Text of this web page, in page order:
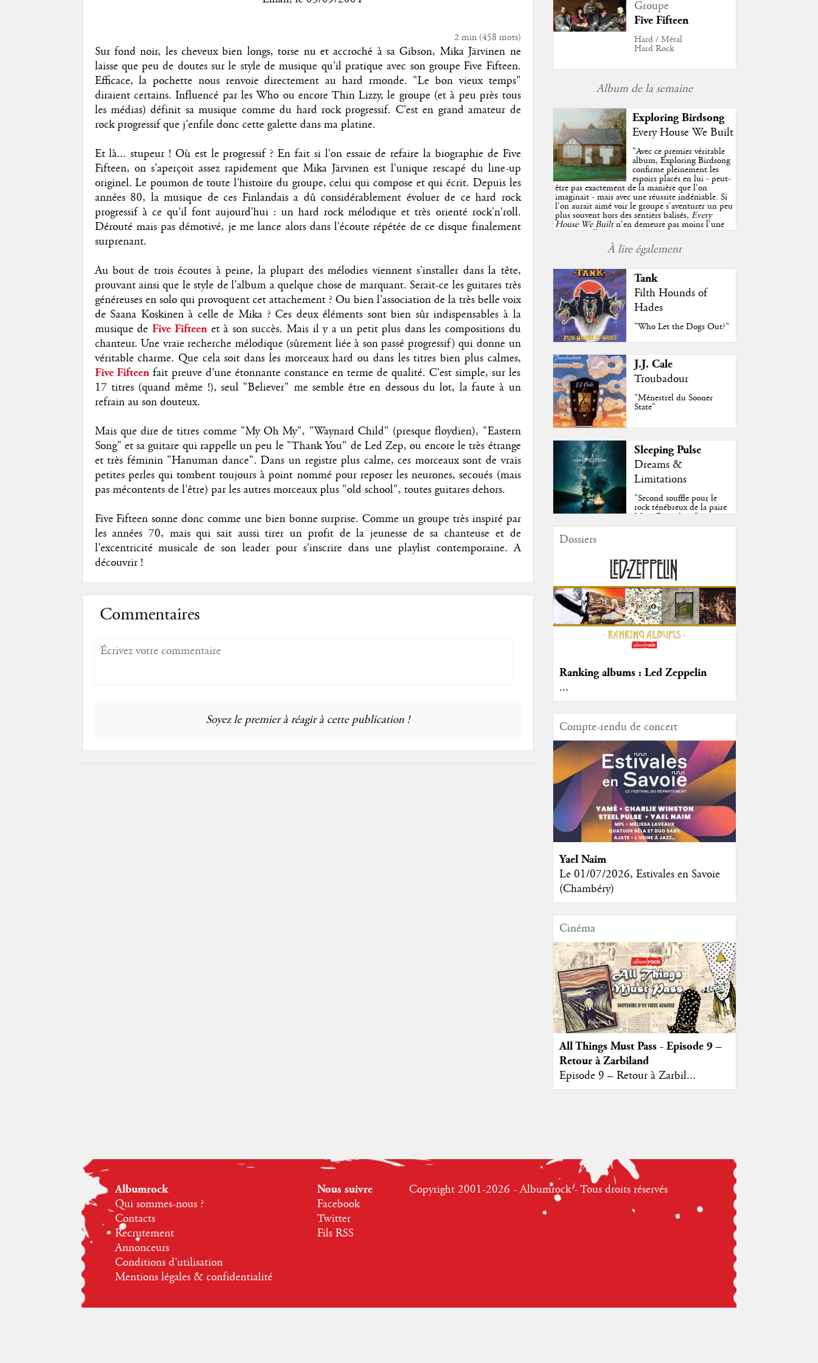
2 min(458 mots)
Sur fond noir, les cheveux bien longs, torse nu et accroché à sa Gibson, Mika Järvinen ne
laisse que peu de doutes sur le style de musique qu'il pratique avec son groupe Five Fifteen.
Efficace, la pochette nous renvoie directement au hard rmonde. "Le bon vieux temps"
diraient certains. Influencé par les Who ou encore Thin Lizzy, le groupe (et à peu près tous
les médias) définit sa musique comme du hard rock progressif. C'est en grand amateur de
rock progressif que j'enfile donc cette galette dans ma platine.
Et là... stupeur ! Où est le progressif ? En fait si l'on essaie de refaire la biographie de Five
Fifteen, on s'aperçoit assez rapidement que Mika Järvinen est l'unique rescapé du line-up
originel. Le poumon de toute l'histoire du groupe, celui qui compose et qui écrit. Depuis les
années 80, la musique de ces Finlandais a dû considérablement évoluer de ce hard rock
progressif à ce qu'il font aujourd'hui : un hard rock mélodique et très orienté rock'n'roll.
Dérouté mais pas démotivé, je me lance alors dans l'écoute répétée de ce disque finalement
surprenant.
Au bout de trois écoutes à peine, la plupart des mélodies viennent s'installer dans la tête,
prouvant ainsi que le style de l'album a quelque chose de marquant. Serait-ce les guitares très
généreuses en solo qui provoquent cet attachement ? Ou bien l'association de la très belle voix
de Saana Koskinen à celle de Mika ? Ces deux éléments sont bien sûr indispensables à la
musique de Five Fifteen et à son succès. Mais il y a un petit plus dans les compositions du
chanteur. Une vraie recherche mélodique (sûrement liée à son passé progressif) qui donne un
véritable charme. Que cela soit dans les morceaux hard ou dans les titres bien plus calmes,
Five Fifteenfait preuve d'une étonnante constance en terme de qualité. C'est simple, sur les
17 titres (quand même !), seul "Believer" me semble être en dessous du lot, la faute à un
refrain au son douteux.
Mais que dire de titres comme "My Oh My", "Waynard Child" (presque floydien), "Eastern
Song" et sa guitare qui rappelle un peu le "Thank You" de Led Zep, ou encore le très étrange
et très féminin "Hanuman dance". Dans un registre plus calme, ces morceaux sont de vrais
petites perles qui tombent toujours à point nommé pour reposer les neurones, secoués (mais
pas mécontents de l'être) par les autres morceaux plus "old school", toutes guitares dehors.
Five Fifteen sonne donc comme une bien bonne surprise. Comme un groupe très inspiré par
les années 70, mais qui sait aussi tirer un profit de la jeunesse de sa chanteuse et de
l'excentricité musicale de son leader pour s'inscrire dans une playlist contemporaine. A
découvrir !
Commentaires
Soyez le premier à réagir à cette publication !
Groupe
Five Fifteen
Hard / Métal
Hard Rock
Album de la semaine
Exploring Birdsong
Every House We Built
"Avec ce premier véritable
album, Exploring Birdsong
confirme pleinement les
espoirs placés en lui - peut-
être pas exactement de la manière que l'on
imaginait - mais avec une réussite indéniable. Si
l'on aurait aimé voir le groupe s'aventurer un peu
plus souvent hors des sentiers balisés,Every
House We Builtn'en demeure pas moins l'une
des très belles surprises de cette année, porté par
plusieurs morceaux qui trouveront sans difficulté
une place de choix dans vos playlists estivales.
À lire également
Tank
Filth Hounds of
Hades
"Who Let the Dogs Out?"
J.J. Cale
Troubadour
"Ménestrel du Sooner
State"
Sleeping Pulse
Dreams &
Limitations
"Second souffle pour le
rock ténébreux de la paire
Moss-Fazendeiro"
Dossiers
Ranking albums : Led Zeppelin
...
Compte-rendu de concert
Yael Naim
Le 01/07/2026, Estivales en Savoie
(Chambéry)
Cinéma
All Things Must Pass - Episode 9 –
Retour à Zarbiland
Episode 9 – Retour à Zarbil...
Albumrock
Qui sommes-nous ?
Contacts
Recrutement
Annonceurs
Conditions d'utilisation
Mentions légales & confidentialité
Nous suivre
Facebook
Twitter
Fils RSS
Copyright 2001-2026 - Albumrock - Tous droits réservés